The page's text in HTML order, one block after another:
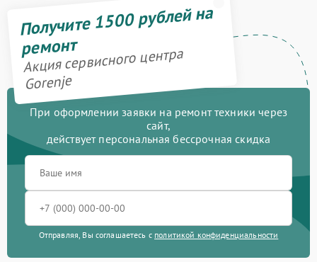
Получите 1500 рублей на
ремонт
Акция сервисного центра
Gorenje
При оформлении заявки на ремонт техники через
сайт,
действует персональная бессрочная скидка
Отправляя, Вы соглашаетесь с политикой конфиденциальности